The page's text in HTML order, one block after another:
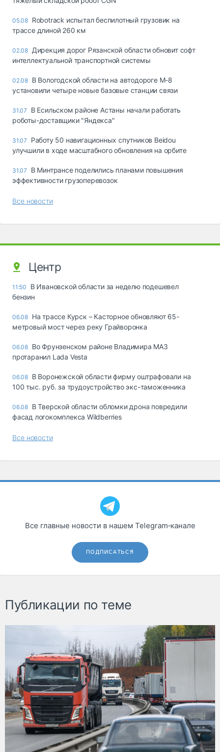
05.08 Robotrack испытал беспилотный грузовик на
трассе длиной 260 км
02.08 Дирекция дорог Рязанской области обновит софт
интеллектуальной транспортной системы
02.08 В Вологодской области на автодороге М-8
установили четыре новые базовые станции связи
31.07
В Есильском районе Астаны начали работать
роботы-доставщики "Яндекса"
31.07
Работу 50 навигационных спутников Beidou
улучшили в ходе масштабного обновления на орбите
31.07
В Минтрансе поделились планами повышения
эффективности грузоперевозок
Все новости
Центр
11:50
В Ивановской области за неделю подешевел
бензин
06.08 На трассе Курск – Касторное обновляют 65-
метровый мост через реку Грайворонка
06.08 Во Фрунзенском районе Владимира МАЗ
протаранил Lada Vesta
06.08 В Воронежской области фирму оштрафовали на
100 тыс. руб. за трудоустройство экс-таможенника
06.08 В Тверской области обломки дрона повредили
фасад логокомплекса Wildberries
Все новости
Все главные новости в нашем Telegram‑канале
ПОДПИСАТЬСЯ
Публикации по теме